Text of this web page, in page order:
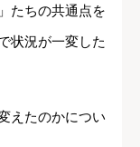
たちの共通点を
状況が一変した
えたのかについ